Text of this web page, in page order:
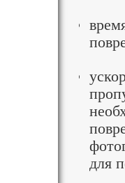
для